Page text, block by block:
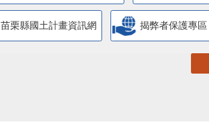
苗栗縣國土計畫資訊網 揭弊者保護專區